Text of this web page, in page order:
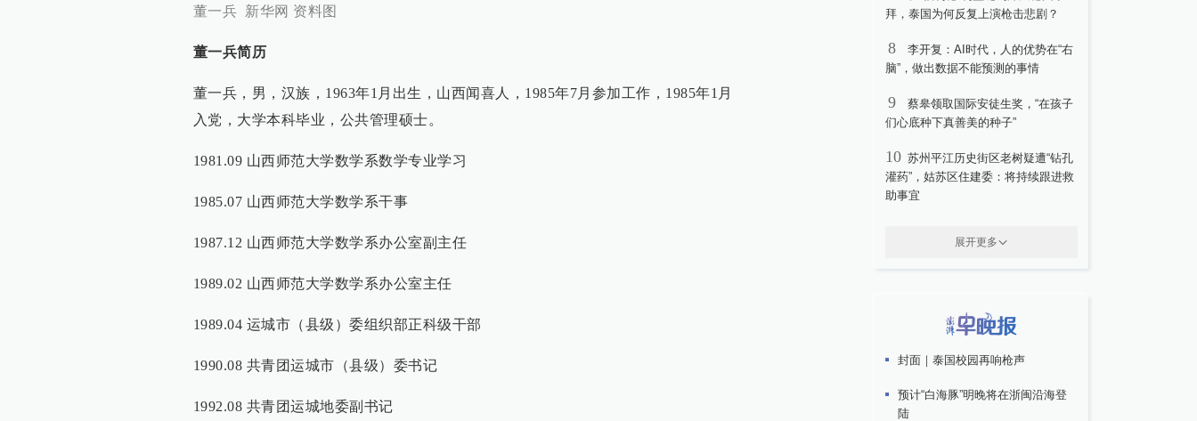
董一兵 新华网 资料图
董一兵简历
董一兵，男，汉族，1963年1月出生，山西闻喜人，1985年7月参加工作，1985年1月
入党，大学本科毕业，公共管理硕士。
1981.09 山西师范大学数学系数学专业学习
1985.07 山西师范大学数学系干事
1987.12 山西师范大学数学系办公室副主任
1989.02 山西师范大学数学系办公室主任
1989.04 运城市（县级）委组织部正科级干部
1990.08 共青团运城市（县级）委书记
1992.08 共青团运城地委副书记
拜，泰国为何反复上演枪击悲剧？
8
李开复：AI时代，人的优势在“右
脑”，做出数据不能预测的事情
9
蔡皋领取国际安徒生奖，“在孩子
们心底种下真善美的种子”
10 苏州平江历史街区老树疑遭“钻孔
灌药”，姑苏区住建委：将持续跟进救
助事宜
展开更多
封面｜泰国校园再响枪声
预计“白海豚”明晚将在浙闽沿海登
陆